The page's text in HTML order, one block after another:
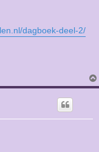
dagboek-deel-2/